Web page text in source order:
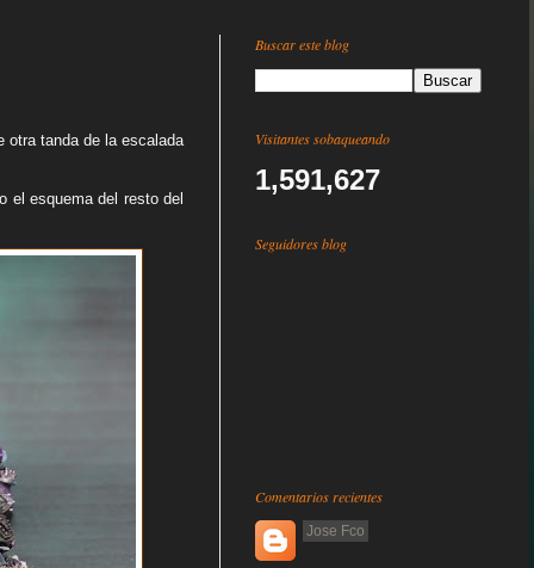
otra tanda de la escalada
el esquema del resto del
Buscar este blog
Visitantes sobaqueando
1,591,627
Seguidores blog
Comentarios recientes
Jose Fco